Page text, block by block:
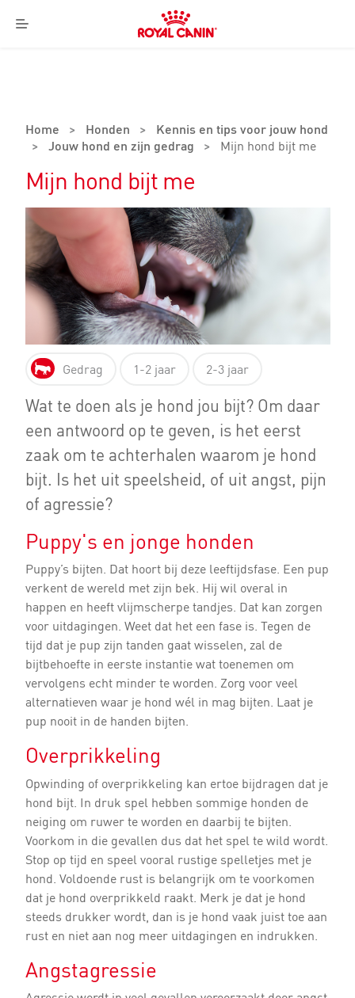
Menu
Royal
Canin
Home > Honden >
Kennis en tips voor jouw hond
> Jouw hond en zijn gedrag > Mijn hond bijt me
Mijn hond bijt me
Gedrag 1-2 jaar 2-3 jaar
Wat te doen als je hond jou bijt? Om daar
een antwoord op te geven, is het eerst
zaak om te achterhalen waarom je hond
bijt. Is het uit speelsheid, of uit angst, pijn
of agressie?
Puppy's en jonge honden
Puppy’s bijten. Dat hoort bij deze leeftijdsfase. Een pup
verkent de wereld met zijn bek. Hij wil overal in
happen en heeft vlijmscherpe tandjes. Dat kan zorgen
voor uitdagingen. Weet dat het een fase is. Tegen de
tijd dat je pup zijn tanden gaat wisselen, zal de
bijtbehoefte in eerste instantie wat toenemen om
vervolgens echt minder te worden. Zorg voor veel
alternatieven waar je hond wél in mag bijten. Laat je
pup nooit in de handen bijten.
Overprikkeling
Opwinding of overprikkeling kan ertoe bijdragen dat je
hond bijt. In druk spel hebben sommige honden de
neiging om ruwer te worden en daarbij te bijten.
Voorkom in die gevallen dus dat het spel te wild wordt.
Stop op tijd en speel vooral rustige spelletjes met je
hond. Voldoende rust is belangrijk om te voorkomen
dat je hond overprikkeld raakt. Merk je dat je hond
steeds drukker wordt, dan is je hond vaak juist toe aan
rust en niet aan nog meer uitdagingen en indrukken.
Angstagressie